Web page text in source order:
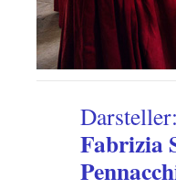
Darsteller:
Fabrizia